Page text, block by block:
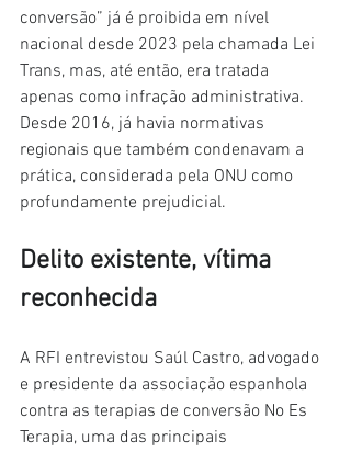
conversão” já é proibida em nível
nacional desde 2023 pela chamada Lei
Trans, mas, até então, era tratada
apenas como infração administrativa.
Desde 2016, já havia normativas
regionais que também condenavam a
prática, considerada pela ONU como
profundamente prejudicial.
Delito existente, vítima
reconhecida
A RFI entrevistou Saúl Castro, advogado
e presidente da associação espanhola
contra as terapias de conversão No Es
Terapia, uma das principais